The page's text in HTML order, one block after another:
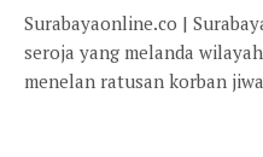
Surabayaonline.co |
seroja yang melanda
menelan ratusan korban